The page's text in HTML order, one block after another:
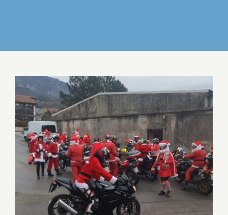
GALERIJA
KONTAKT
OBISK BOŽIČKOV NA MOTORJIH IZ Q VEJTR
WAJDUŠNA